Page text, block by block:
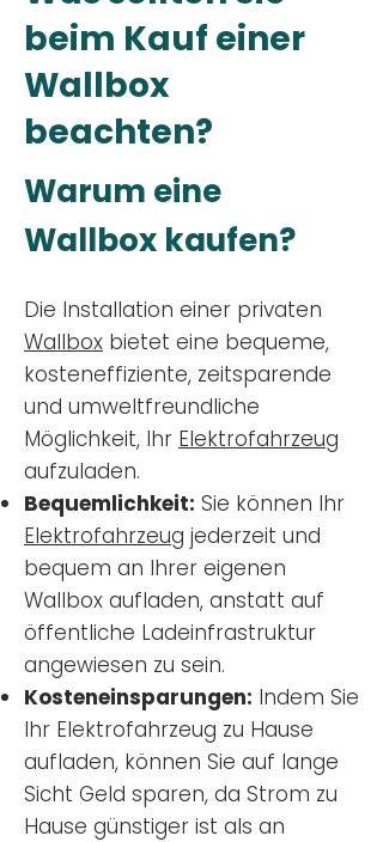
beim Kauf einer
Wallbox
beachten?
Warum eine
Wallbox kaufen?
Die Installation einer privaten
Wallbox bietet eine bequeme,
kosteneffiziente, zeitsparende
und umweltfreundliche
Möglichkeit, Ihr Elektrofahrzeug
aufzuladen.
Bequemlichkeit: Sie können Ihr
Elektrofahrzeug jederzeit und
bequem an Ihrer eigenen
Wallbox aufladen, anstatt auf
öffentliche Ladeinfrastruktur
angewiesen zu sein.
Kosteneinsparungen: Indem Sie
Ihr Elektrofahrzeug zu Hause
aufladen, können Sie auf lange
Sicht Geld sparen, da Strom zu
Hause günstiger ist als an